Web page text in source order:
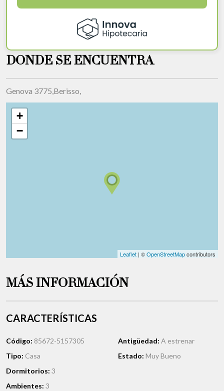
DONDE SE ENCUENTRA
Genova 3775,Berisso,
+
−
Leaflet | ©OpenStreetMapcontributors
MÁS INFORMACIÓN
CARACTERÍSTICAS
Código: 85672-5157305
Tipo: Casa
Dormitorios: 3
Ambientes: 3
Antigüedad: A estrenar
Estado: Muy Bueno